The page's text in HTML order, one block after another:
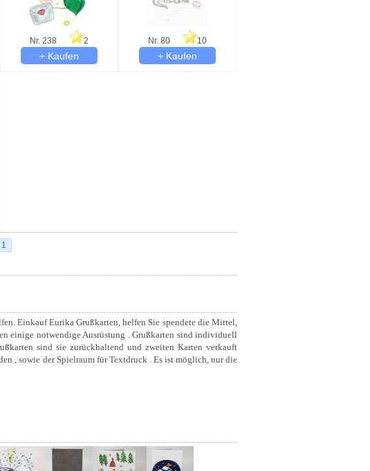
Nr. 238 2 Nr. 80 10
1
Einkauf Eurika Grußkarten, helfen Sie spendete die Mittel,
einige notwendige Ausrüstung . Grußkarten sind individuell
sind sie zurückhaltend und zweiten Karten verkauft
, sowie der Spielraum für Textdruck . Es ist möglich, nur die